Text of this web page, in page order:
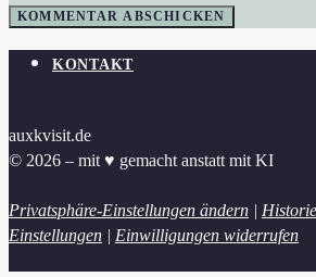
KONTAKT
auxkvisit.de
© 2026 – mit ♥︎ gemacht anstatt mit KI
Privatsphäre-Einstellungen ändern |
Einstellungen | Einwilligungen widerrufen